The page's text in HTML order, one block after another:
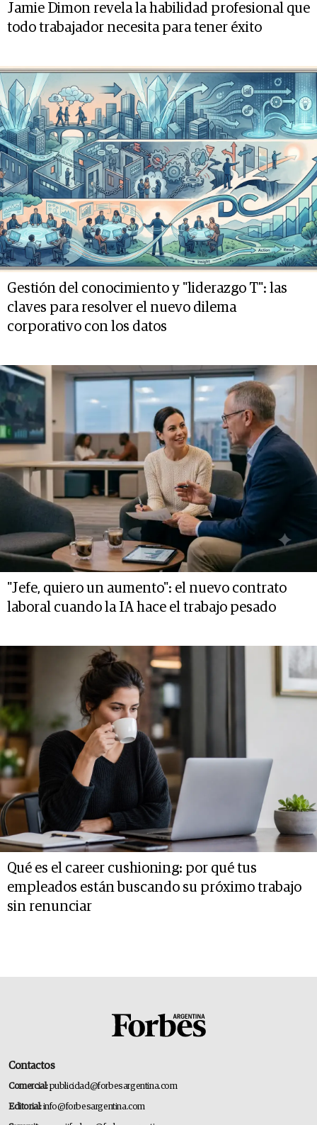
Jamie Dimon revela la habilidad profesional que
todo trabajador necesita para tener éxito
Gestión del conocimiento y "liderazgo T": las
claves para resolver el nuevo dilema
corporativo con los datos
"Jefe, quiero un aumento": el nuevo contrato
laboral cuando la IA hace el trabajo pesado
Qué es el career cushioning: por qué tus
empleados están buscando su próximo trabajo
sin renunciar
Contactos
Comercial:publicidad@forbesargentina.com
Editorial:info@forbesargentina.com